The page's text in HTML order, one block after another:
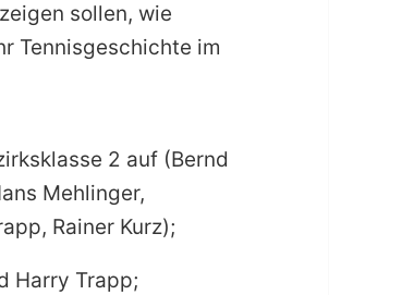
sollen, wie
Tennisgeschichte im
2 auf (Bernd
Mehlinger,
Rainer Kurz);
Harry Trapp;